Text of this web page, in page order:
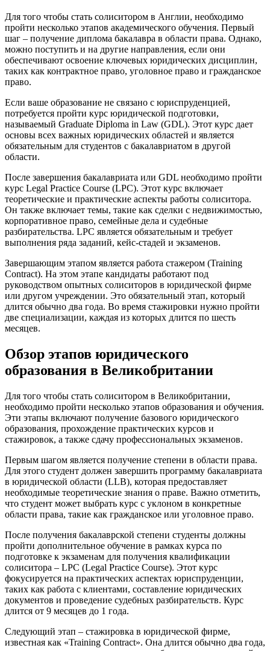
Для того чтобы стать солиситором в Англии, необходимо
пройти несколько этапов академического обучения. Первый
шаг – получение диплома бакалавра в области права. Однако,
можно поступить и на другие направления, если они
обеспечивают освоение ключевых юридических дисциплин,
таких как контрактное право, уголовное право и гражданское
право.
Если ваше образование не связано с юриспруденцией,
потребуется пройти курс юридической подготовки,
называемый Graduate Diploma in Law (GDL). Этот курс дает
основы всех важных юридических областей и является
обязательным для студентов с бакалавриатом в другой
области.
После завершения бакалавриата или GDL необходимо пройти
курс Legal Practice Course (LPC). Этот курс включает
теоретические и практические аспекты работы солиситора.
Он также включает темы, такие как сделки с недвижимостью,
корпоративное право, семейные дела и судебные
разбирательства. LPC является обязательным и требует
выполнения ряда заданий, кейс-стадей и экзаменов.
Завершающим этапом является работа стажером (Training
Contract). На этом этапе кандидаты работают под
руководством опытных солиситоров в юридической фирме
или другом учреждении. Это обязательный этап, который
длится обычно два года. Во время стажировки нужно пройти
две специализации, каждая из которых длится по шесть
месяцев.
Обзор этапов юридического
образования в Великобритании
Для того чтобы стать солиситором в Великобритании,
необходимо пройти несколько этапов образования и обучения.
Эти этапы включают получение базового юридического
образования, прохождение практических курсов и
стажировок, а также сдачу профессиональных экзаменов.
Первым шагом является получение степени в области права.
Для этого студент должен завершить программу бакалавриата
в юридической области (LLB), которая предоставляет
необходимые теоретические знания о праве. Важно отметить,
что студент может выбрать курс с уклоном в конкретные
области права, такие как гражданское или уголовное право.
После получения бакалаврской степени студенты должны
пройти дополнительное обучение в рамках курса по
подготовке к экзаменам для получения квалификации
солиситора – LPC (Legal Practice Course). Этот курс
фокусируется на практических аспектах юриспруденции,
таких как работа с клиентами, составление юридических
документов и проведение судебных разбирательств. Курс
длится от 9 месяцев до 1 года.
Следующий этап – стажировка в юридической фирме,
известная как «Training Contract». Она длится обычно два года,